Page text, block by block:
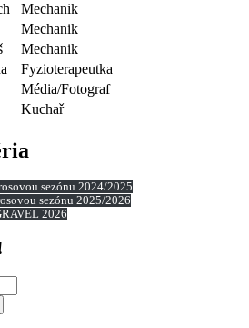
Mechanik
Mechanik
Mechanik
Fyzioterapeutka
Média/Fotograf
Kuchař
sezónu 2024/2025
sezónu 2025/2026
2026